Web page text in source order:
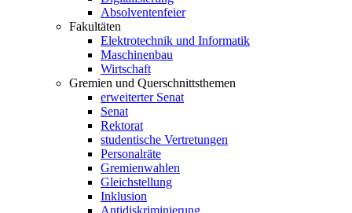
Absolventenfeier
Fakultäten
Elektrotechnik und Informatik
Maschinenbau
Wirtschaft
Gremien und Querschnittsthemen
erweiterter Senat
Senat
Rektorat
studentische Vertretungen
Personalräte
Gremienwahlen
Gleichstellung
Inklusion